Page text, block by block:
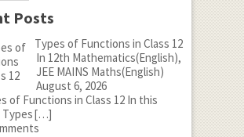
Posts
Types of Functions in Class 12
In 12th Mathematics(English),
JEE MAINS Maths(English)
August 6, 2026
of Functions in Class 12 In this
Types[…]